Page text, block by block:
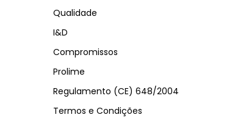
Qualidade
I&D
Compromissos
Prolime
Regulamento (CE) 648/2004
Termos e Condições